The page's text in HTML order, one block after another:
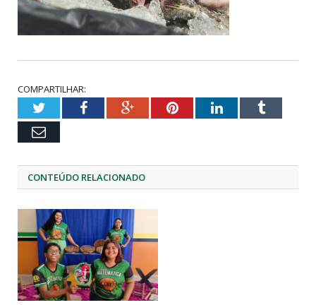
COMPARTILHAR:
TwitterFacebookGoogle+PinterestLinkedInTumblr
Email
CONTEÚDO RELACIONADO